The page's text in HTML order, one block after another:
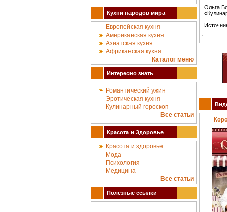
Кухни народов мира
Европейская кухня
Американская кухня
Азиатская кухня
Африканская кухня
Каталог меню
Интересно знать
Романтический ужин
Эротическая кухня
Кулинарный гороскоп
Все статьи
Красота и Здоровье
Красота и здоровье
Мода
Психология
Медицина
Все статьи
Полезные ссылки
Ольга